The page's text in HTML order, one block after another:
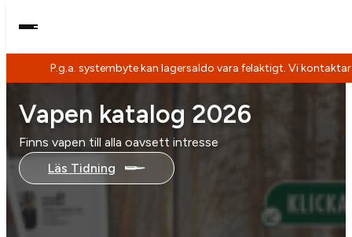
P.g.a. systembyte kan lagersaldo vara felaktigt. Vi
Vapen katalog 2026
Finns vapen till alla oavsett intresse
Läs Tidning